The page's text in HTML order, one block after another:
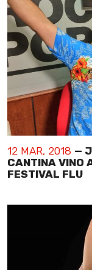
12 MAR, 2018 —
CANTINA VINO
FESTIVAL FLU